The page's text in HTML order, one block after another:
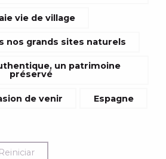
vie de village
nos grands sites naturels
un patrimoine
préservé
de venir Espagne